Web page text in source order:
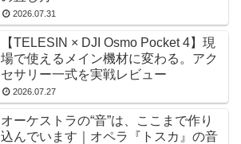
2026.07.31
【TELESIN × DJI Osmo Pocket 4】現
場で使えるメイン機材に変わる。アク
セサリー一式を実戦レビュー
2026.07.27
オーケストラの“音”は、ここまで作り
込んでいます｜オペラ『トスカ』の音